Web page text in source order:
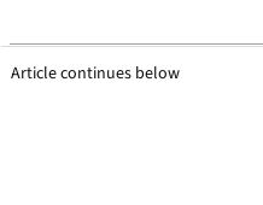
Article continues below